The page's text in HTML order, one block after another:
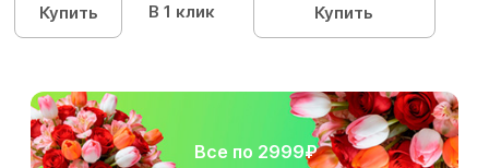
Купить В 1 клик Купить
Все по 2999₽